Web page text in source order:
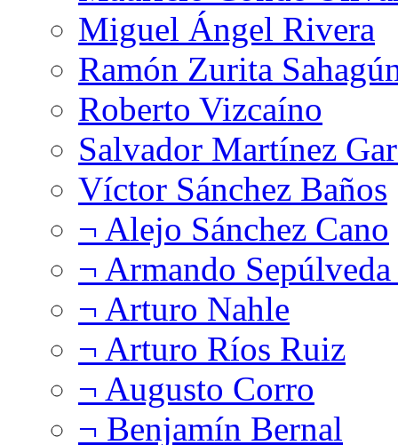
Miguel Ángel Rivera
Ramón Zurita
Roberto Vizcaíno
Salvador Martínez
Víctor Sánchez Baños
¬ Alejo Sánchez Cano
¬ Armando
¬ Arturo Nahle
¬ Arturo Ríos Ruiz
¬ Augusto Corro
¬ Benjamín Bernal